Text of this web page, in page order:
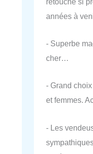
années à
- Superbe
cher…
- Grand
et femmes.
- Les